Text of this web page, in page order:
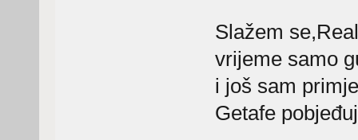
Slažem
vrijeme samo
i još sam
Getafe